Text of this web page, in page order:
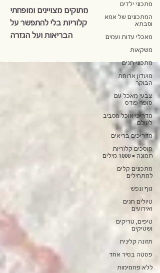
מתכוני ילדים
המתכונים של אמא
וסבתא
מאכלי עדות ועמים
משקאות
מתכוני חגים
מועדון ארוחת
הבוקר
צבעי מאכל עם
סופר פודס
מדריכי אוכל מסביב
לעולם
מדריכים בריאים
חוסכים קלוריות-
תמונה = 1000 מילים
מתכונים קלים
למתחילים
גוף ונפש
טיולים חגים
ואירועים
טיפים, טריקים
ושטיקים
תזונה קלינית
פסטה בסיר אחד
ללא פחמימות
מתוקים מצויינים ומופחתי
קלוריות בלי להתפשר על
הבריאות ועל הגזרה